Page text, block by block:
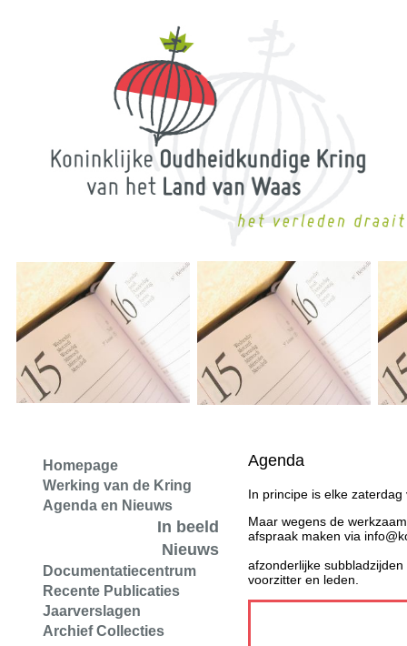
Homepage
Werking van de Kring
Agenda en Nieuws
In beeld
Nieuws
Documentatiecentrum
Recente Publicaties
Jaarverslagen
Archief Collecties
Agenda
In principe is elke
Maar wegens de
afspraak maken via
afzonderlijke
voorzitter en leden.